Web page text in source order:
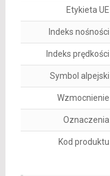
Etykieta UE
Indeks nośności
Indeks prędkości
Symbol alpejski
Wzmocnienie
Oznaczenia
Kod produktu